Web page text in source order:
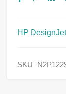
HP
SKU